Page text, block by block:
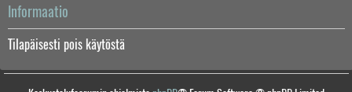
Informaatio
Tilapäisesti pois käytöstä